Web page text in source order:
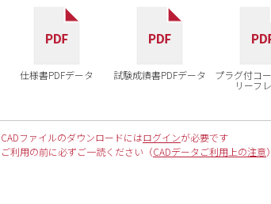
仕様書PDFデータ 試験成績書PDFデータ プラグ付コ
リーフ
CADファイルのダウンロードにはログインが必要です
ご利用の前に必ずご一読ください（CADデータご利用上の注意）